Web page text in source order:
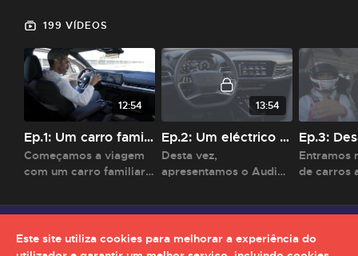
199 VÍDEOS
12:54
Ep.1: Um carro familiar
Começamos a viagem
com um carro familiar:
serie 2.
13:54
Ep.2: Um eléctrico com estilo
Desta vez,
apresentamos o Audi
eléctrico que consegue
ter muito estilo.
Entramos
de carros
sido o
Este site utiliza cookies para melhorar a experiência do